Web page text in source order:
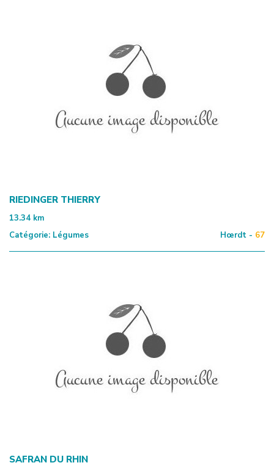
RIEDINGER THIERRY
13.34 km
Catégorie: Légumes Hœrdt - 67
SAFRAN DU RHIN